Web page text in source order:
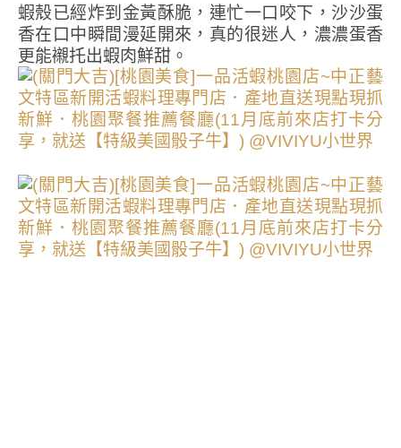
蝦殼已經炸到金黃酥脆，連忙一口咬下，沙沙蛋
香在口中瞬間漫延開來，真的很迷人，濃濃蛋香
更能襯托出蝦肉鮮甜。